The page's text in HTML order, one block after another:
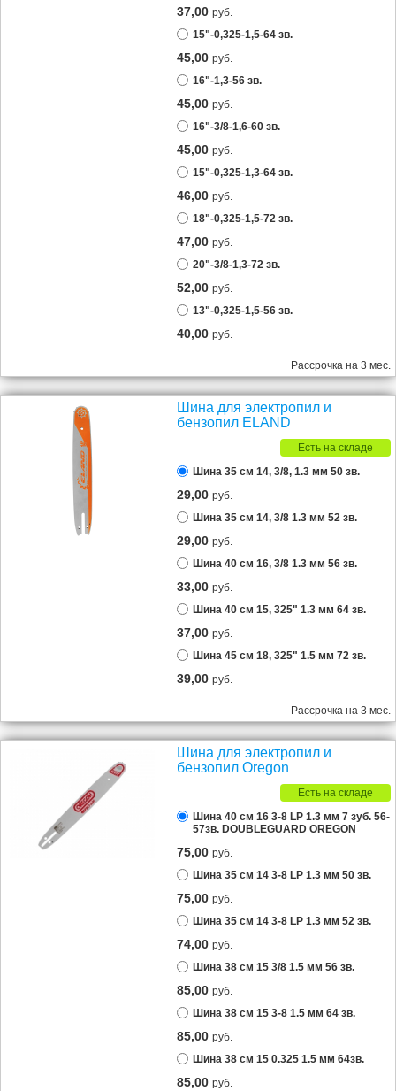
37,00руб.
15"-0,325-1,5-64 зв.
45,00руб.
16"-1,3-56 зв.
45,00руб.
16"-3/8-1,6-60 зв.
45,00руб.
15"-0,325-1,3-64 зв.
46,00руб.
18"-0,325-1,5-72 зв.
47,00руб.
20"-3/8-1,3-72 зв.
52,00руб.
13"-0,325-1,5-56 зв.
40,00руб.
Рассрочка на 3 мес.
Шина для электропил и
бензопил ELAND
Есть на складе
Шина 35 см 14, 3/8, 1.3 мм 50 зв.
29,00руб.
Шина 35 см 14, 3/8 1.3 мм 52 зв.
29,00руб.
Шина 40 см 16, 3/8 1.3 мм 56 зв.
33,00руб.
Шина 40 см 15, 325" 1.3 мм 64 зв.
37,00руб.
Шина 45 см 18, 325" 1.5 мм 72 зв.
39,00руб.
Рассрочка на 3 мес.
Шина для электропил и
бензопил Oregon
Есть на складе
Шина 40 см 16 3-8 LP 1.3 мм 7 зуб. 56-
57зв. DOUBLEGUARD OREGON
75,00руб.
Шина 35 см 14 3-8 LP 1.3 мм 50 зв.
75,00руб.
Шина 35 см 14 3-8 LP 1.3 мм 52 зв.
74,00руб.
Шина 38 см 15 3/8 1.5 мм 56 зв.
85,00руб.
Шина 38 см 15 3-8 1.5 мм 64 зв.
85,00руб.
Шина 38 см 15 0.325 1.5 мм 64зв.
85,00руб.